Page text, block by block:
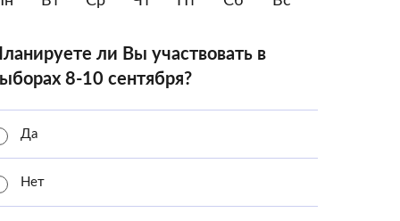
ли Вы участвовать в
8-10 сентября?
Да
Нет